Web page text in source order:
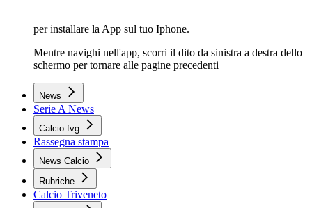
per installare la App sul tuo Iphone.
Mentre navighi nell'app, scorri il dito da sinistra a destra dello
schermo per tornare alle pagine precedenti
News
Serie A News
Calcio fvg
Rassegna stampa
News Calcio
Rubriche
Calcio Triveneto